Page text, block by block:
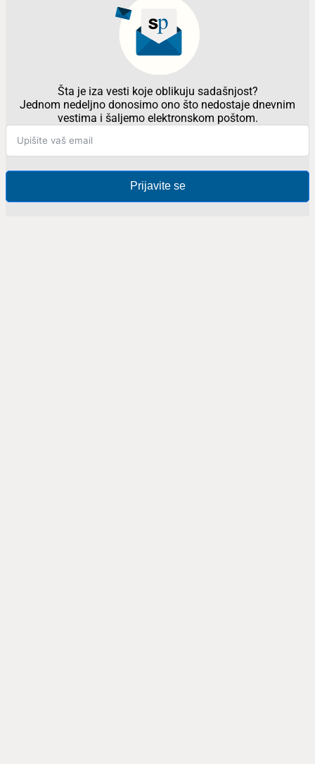
Šta je iza vesti koje oblikuju sadašnjost?
Jednom nedeljno donosimo ono što nedostaje dnevnim
vestima i šaljemo elektronskom poštom.
Prijavite se